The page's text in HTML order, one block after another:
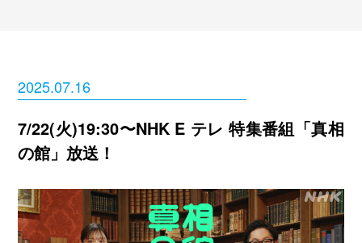
2025.07.16
7/22(火)19:30〜NHK E テレ 特集番組「真相
の館」放送！